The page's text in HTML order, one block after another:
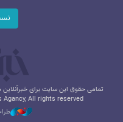
تمامی حقوق این سایت برای
All rights reserved